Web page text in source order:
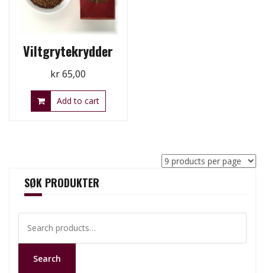
Viltgrytekrydder
kr65,00
Add to cart
SØK PRODUKTER
for:
Search